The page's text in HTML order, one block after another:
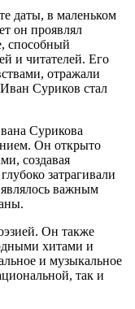
даты, в маленьком
он проявлял
способный
и читателей. Его
отражали
Суриков стал
Сурикова
Он открыто
создавая
затрагивали
важным
Он также
хитами и
и музыкальное
так и